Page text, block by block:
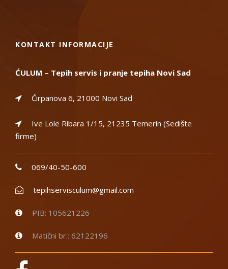
KONTAKT INFORMACIJE
ĆULUM – Tepih servis i pranje tepiha Novi Sad
Ćirpanova 6, 21000 Novi Sad
Ive Lole Ribara 1/15, 21235 Temerin (Sedište
firme)
069/40-50-600
tepihservisculum@gmail.com
PIB: 105621226
Matični br.: 62122196